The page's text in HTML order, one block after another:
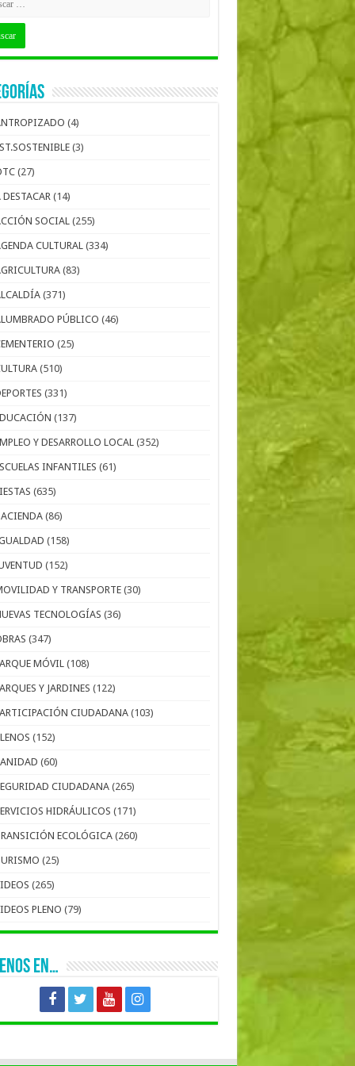
(4)
(3)
(27)
DESTACAR (14)
SOCIAL (255)
CULTURAL (334)
(83)
(371)
PÚBLICO (46)
(25)
(510)
(331)
(137)
Y DESARROLLO LOCAL (352)
INFANTILES (61)
(635)
(86)
(158)
(152)
Y TRANSPORTE (30)
TECNOLOGÍAS (36)
(347)
MÓVIL (108)
Y JARDINES (122)
CIUDADANA (103)
(152)
(60)
CIUDADANA (265)
HIDRÁULICOS (171)
ECOLÓGICA (260)
(25)
(265)
PLENO (79)
EN…